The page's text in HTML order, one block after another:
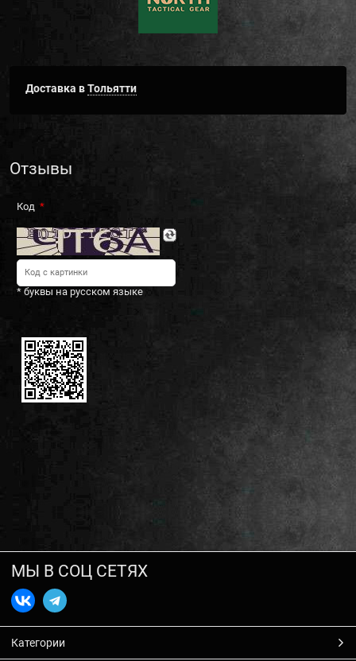
Доставка вТольятти
Отзывы
Код
* буквы на русском языке
МЫ В СОЦ СЕТЯХ
Категории